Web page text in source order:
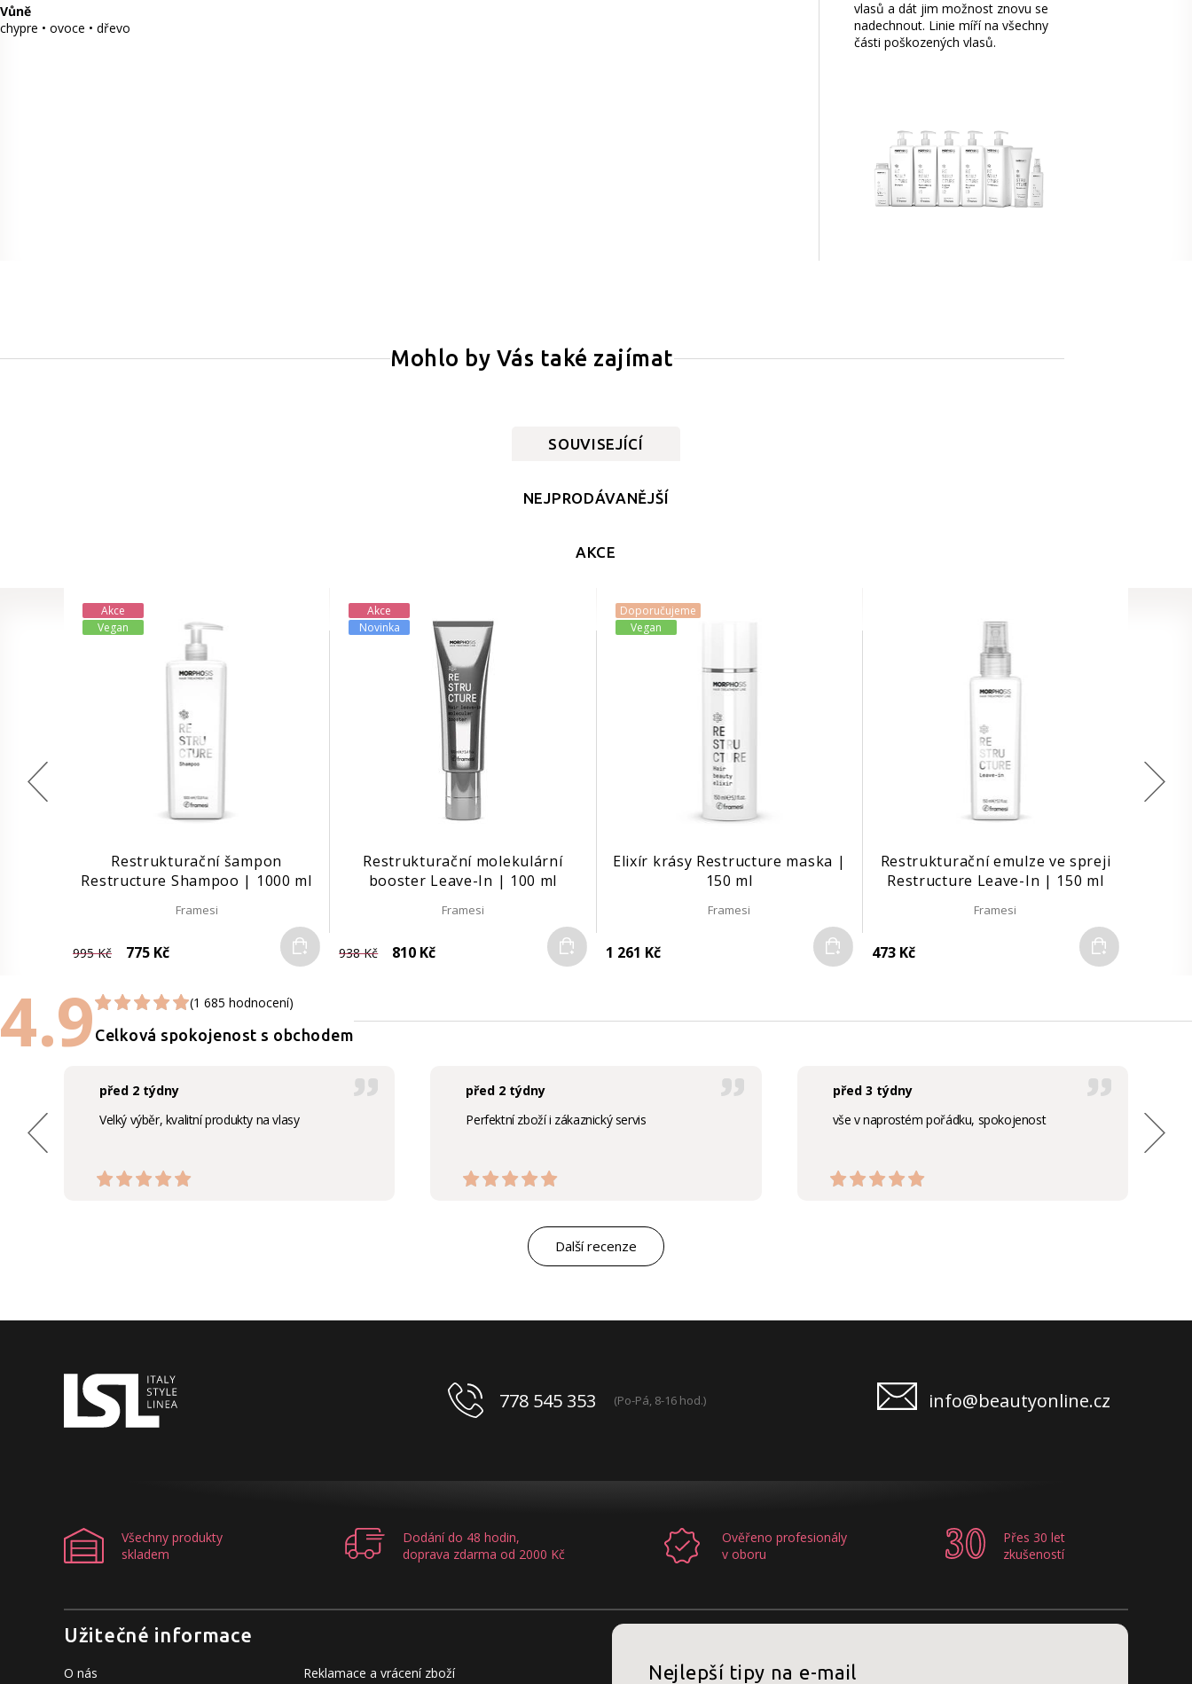
Vůně
chypre • ovoce • dřevo
vlasů a dát jim možnost znovu se
nadechnout. Linie míří na všechny
části poškozených vlasů.
Mohlo by Vás také zajímat
SOUVISEJÍCÍ
NEJPRODÁVANĚJŠÍ
AKCE
Akce
Vegan
Restrukturační šampon
Restructure Shampoo | 1000 ml
Framesi
995 Kč 775 Kč Do košíku
Akce
Novinka
Restrukturační molekulární
booster Leave-In | 100 ml
Framesi
938 Kč 810 Kč Do košíku
Doporučujeme
Vegan
Elixír krásy Restructure maska |
150 ml
Framesi
1 261 Kč Do košíku
Restrukturační emulze ve spreji
Restructure Leave-In | 150 ml
Framesi
473 Kč Do košíku
4.9 (1 685 hodnocení)
Celková spokojenost s obchodem
před 2 týdny
Velký výběr, kvalitní produkty na vlasy
před 2 týdny
Perfektní zboží i zákaznický servis
před 3 týdny
vše v naprostém pořádku, spokojenost
Další recenze
778 545 353 (Po-Pá, 8-16 hod.) info@beautyonline.cz
Všechny produkty
skladem
Dodání do 48 hodin,
doprava zdarma od 2000 Kč
Ověřeno profesionály
v oboru
Přes 30 let
zkušeností
Užitečné informace
O nás
Reklamace a vrácení zboží
Nejlepší tipy na e-mail